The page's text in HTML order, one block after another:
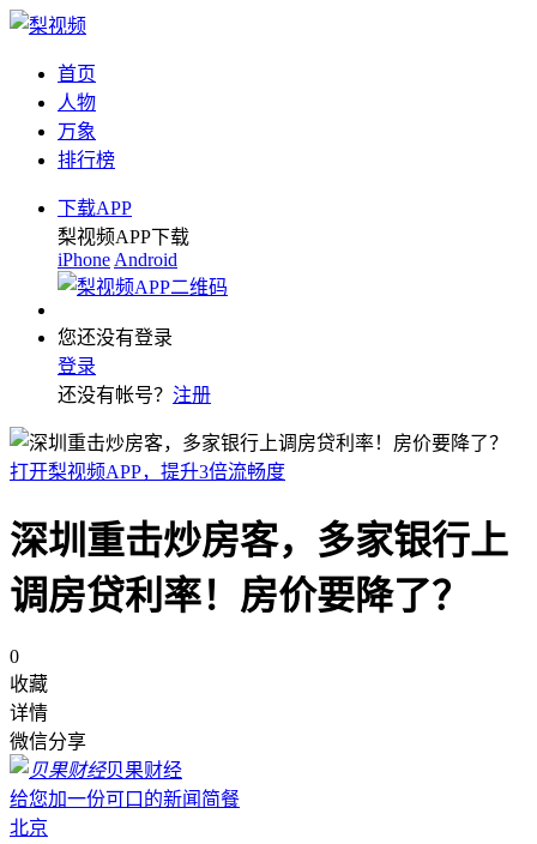
首页
人物
万象
排行榜
下载APP
梨视频APP下载
iPhone Android
您还没有登录
登录
还没有帐号？ 注册
打开梨视频APP，提升3倍流畅度
深圳重击炒房客，多家银行上
调房贷利率！房价要降了？
0
收藏
详情
微信分享
贝果财经
给您加一份可口的新闻简餐
北京